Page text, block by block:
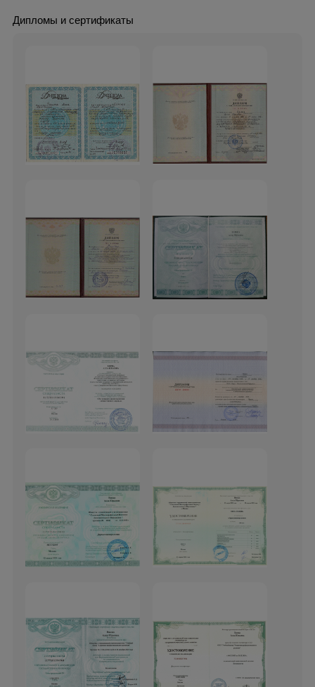
Дипломы и сертификаты